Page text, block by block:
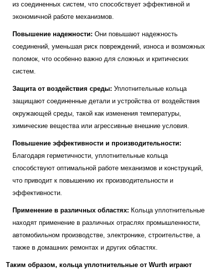
из соединенных систем, что способствует эффективной и
экономичной работе механизмов.
Повышение надежности: Они повышают надежность
соединений, уменьшая риск повреждений, износа и возможных
поломок, что особенно важно для сложных и критических
систем.
Защита от воздействия среды: Уплотнительные кольца
защищают соединенные детали и устройства от воздействия
окружающей среды, такой как изменения температуры,
химические вещества или агрессивные внешние условия.
Повышение эффективности и производительности:
Благодаря герметичности, уплотнительные кольца
способствуют оптимальной работе механизмов и конструкций,
что приводит к повышению их производительности и
эффективности.
Применение в различных областях: Кольца уплотнительные
находят применение в различных отраслях промышленности,
автомобильном производстве, электронике, строительстве, а
также в домашних ремонтах и других областях.
Таким образом, кольца уплотнительные от Wurth играют